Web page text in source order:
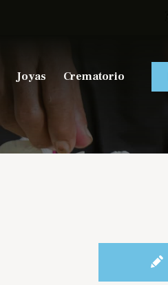
Joyas Crematorio